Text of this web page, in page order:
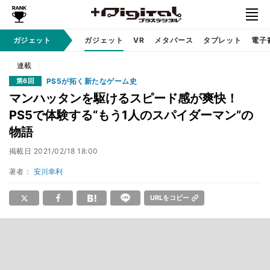
ガジェット ガジェット VR メタバース タブレット 電子
連載
第6回 PS5が拓く新たなゲーム史
マンハッタンを駆けるスピード感が爽快！
PS5で体験する“もう1人のスパイダーマン”の
物語
掲載日 2021/02/18 18:00
著者： 安川幸利
URLをコピー